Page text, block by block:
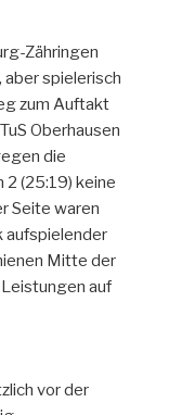
Zähringen
aber spielerisch
zum Auftakt
Oberhausen
die
(25:19) keine
Seite waren
aufspielender
Mitte der
auf
vor der